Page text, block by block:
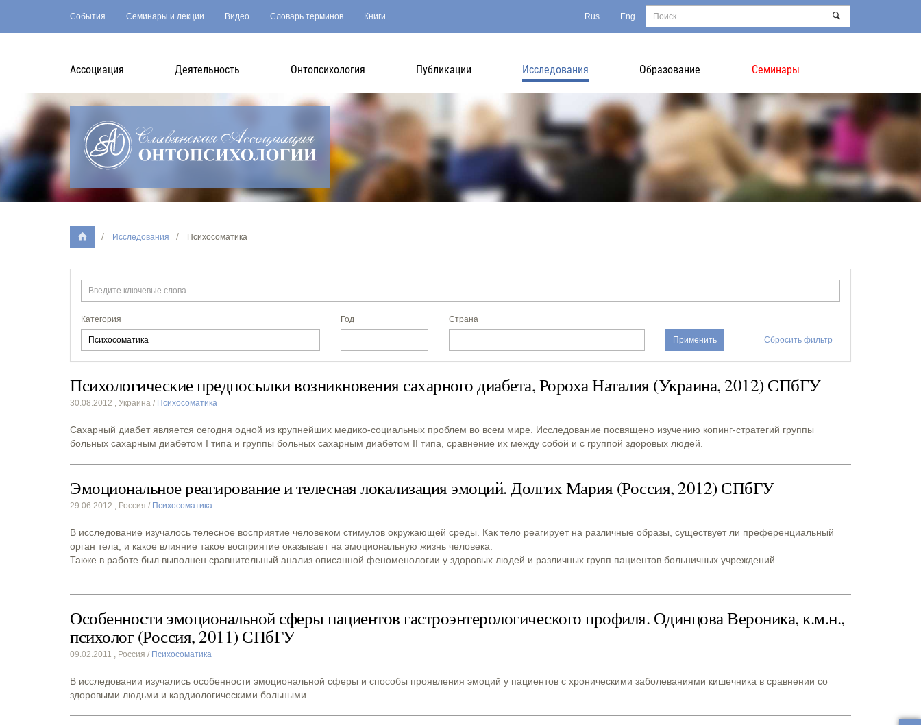
События Семинары и лекции Видео Словарь терминов Книги Rus Eng
Асcоциация Деятельность Онтопсихология Публикации Исследования Образование Семинары
Исследования Психосоматика
слова
Категория Год Страна
Сбросить фильтр
Применить
Психологические предпосылки возникновения сахарного диабета, Ророха Наталия (Украина, 2012) СПбГУ
30.08.2012 , Украина / Психосоматика
Сахарный диабет является сегодня одной из крупнейших медико-социальных проблем во всем мире. Исследование посвящено изучению копинг-стратегий группы
больных сахарным диабетом I типа и группы больных сахарным диабетом II типа, сравнение их между собой и с группой здоровых людей.
Эмоциональное реагирование и телесная локализация эмоций. Долгих Мария (Россия, 2012) СПбГУ
29.06.2012 , Россия / Психосоматика
В исследование изучалось телесное восприятие человеком стимулов окружающей среды. Как тело реагирует на различные образы, существует ли преференциальный
орган тела, и какое влияние такое восприятие оказывает на эмоциональную жизнь человека.
Также в работе был выполнен сравнительный анализ описанной феноменологии у здоровых людей и различных групп пациентов больничных учреждений.
Особенности эмоциональной сферы пациентов гастроэнтерологического профиля. Одинцова Вероника, к.м.н.,
психолог (Россия, 2011) СПбГУ
09.02.2011 , Россия / Психосоматика
В исследовании изучались особенности эмоциональной сферы и способы проявления эмоций у пациентов с хроническими заболеваниями кишечника в сравнении со
здоровыми людьми и кардиологическими больными.